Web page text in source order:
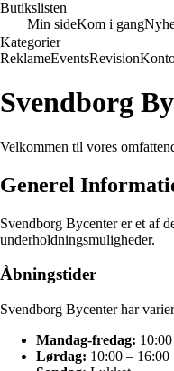
Butikslisten
Min sideKom i gang
Kategorier
ReklameEventsRevision
Svendborg
Velkommen til vores
Generel
Svendborg Bycenter er et af
underholdningsmuligheder.
Åbningstider
Svendborg Bycenter har
Mandag-fredag:
Lørdag: 10:00 – 16:00